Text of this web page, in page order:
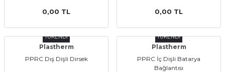
0,00 TL 0,00 TL
TÜKENDİ
Plastherm
PPRC Dış Dişli Dirsek
TÜKENDİ
Plastherm
PPRC İç Dişli Batarya
Bağlantısı